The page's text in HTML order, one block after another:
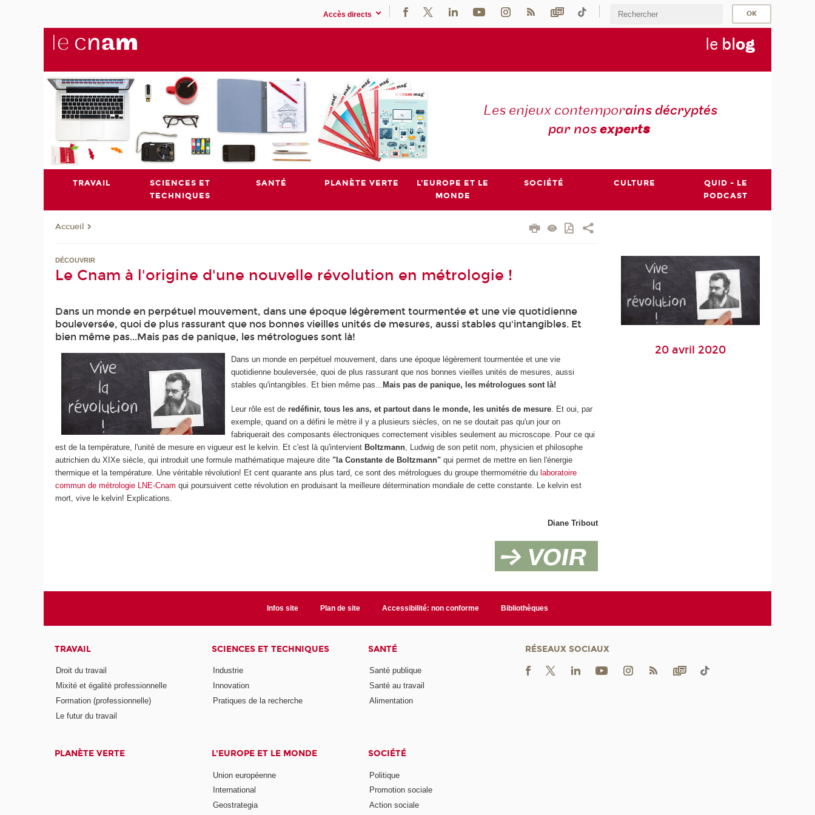
Accès directs
le blog
Les enjeux contemporains décryptés
par nosexperts
TRAVAIL
SCIENCES ET
TECHNIQUES
SANTÉ PLANÈTE VERTE
L'EUROPE ET LE
MONDE
SOCIÉTÉ CULTURE
QUID - LE
PODCAST
Accueil
DÉCOUVRIR
Le Cnam à l'origine d'une nouvelle révolution en métrologie !
Dans un monde en perpétuel mouvement, dans une époque légèrement tourmentée et une vie quotidienne
bouleversée, quoi de plus rassurant que nos bonnes vieilles unités de mesures, aussi stables qu'intangibles. Et
bien même pas...Mais pas de panique, les métrologues sont là!
Dans un monde en perpétuel mouvement, dans une époque légèrement tourmentée et une vie
quotidienne bouleversée, quoi de plus rassurant que nos bonnes vieilles unités de mesures, aussi
stables qu'intangibles. Et bien même pas...
Mais pas de panique, les métrologues sont là!
Leur rôle est de redéfinir, tous les ans, et partout dans le monde, les unités de mesure. Et oui, par
exemple, quand on a défini le mètre il y a plusieurs siècles, on ne se doutait pas qu'un jour on
fabriquerait des composants électroniques correctement visibles seulement au microscope. Pour ce qui
est de la température, l'unité de mesure en vigueur est le kelvin. Et c'est là qu'intervient Boltzmann, Ludwig de son petit nom, physicien et philosophe
autrichien du XIXe siècle, qui introduit une formule mathématique majeure dite"la Constante de Boltzmann" qui permet de mettre en lien l'énergie
thermique et la température. Une véritable révolution! Et cent quarante ans plus tard, ce sont des métrologues du groupe thermométrie du laboratoire
commun de métrologie LNE-Cnam qui poursuivent cette révolution en produisant la meilleure détermination mondiale de cette constante. Le kelvin est
mort, vive le kelvin! Explications.
Diane Tribout
20 avril 2020
Infos site Plan de site Accessibilité: non conforme Bibliothèques
TRAVAIL
Droit du travail
Mixité et égalité professionnelle
Formation (professionnelle)
Le futur du travail
SCIENCES ET TECHNIQUES
Industrie
Innovation
Pratiques de la recherche
SANTÉ
Santé publique
Santé au travail
Alimentation
PLANÈTE VERTE L'EUROPE ET LE MONDE
Union européenne
International
Geostrategia
SOCIÉTÉ
Politique
Promotion sociale
Action sociale
RÉSEAUX SOCIAUX